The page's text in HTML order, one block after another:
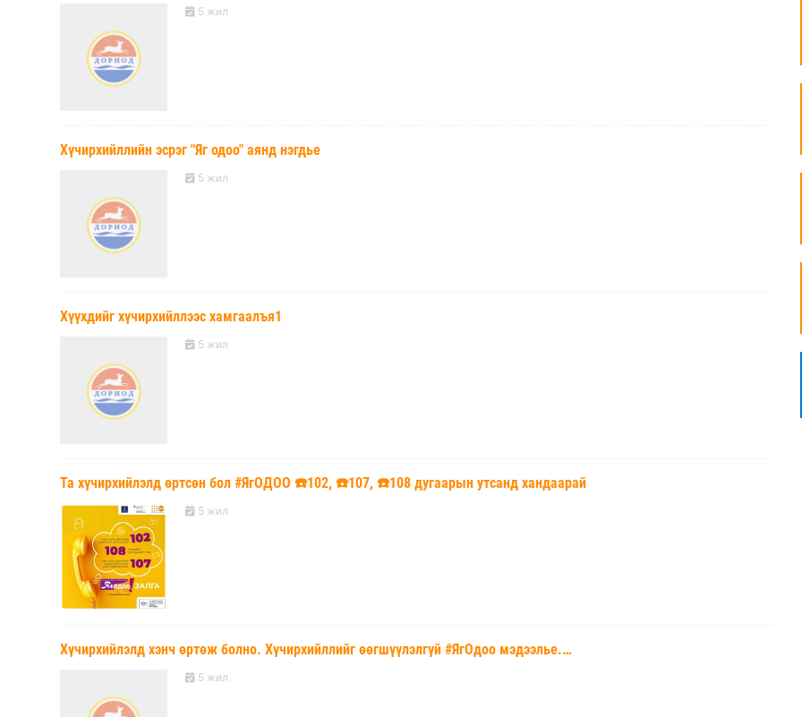
5 жил
Хүчирхийллийн эсрэг "Яг одоо" аянд нэгдье
5 жил
Хүүхдийг хүчирхийллээс хамгаалъя1
5 жил
Та хүчирхийлэлд өртсөн бол #ЯгОДОО ☎️102, ☎️107, ☎️108 дугаарын утсанд хандаарай
5 жил
Хүчирхийлэлд хэнч өртөж болно. Хүчирхийллийг өөгшүүлэлгүй #ЯгОдоо мэдээлье.…
5 жил